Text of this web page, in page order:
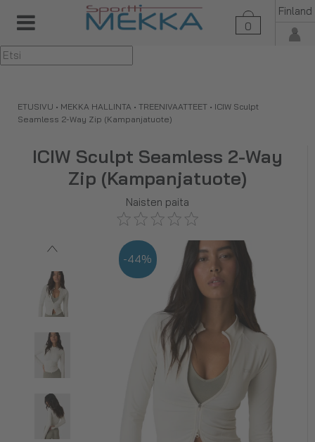
0
Finland
▼
ETUSIVU • MEKKA HALLINTA • TREENIVAATTEET • ICIW Sculpt
Seamless 2-Way Zip (Kampanjatuote)
ICIW Sculpt Seamless 2-Way
Zip (Kampanjatuote)
Naisten paita
-44%